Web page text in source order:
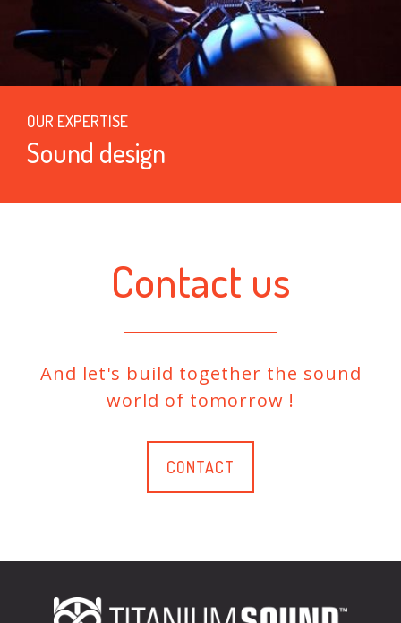
OUR EXPERTISE
Sound design
Contact us
And let's build together the sound
world of tomorrow !
CONTACT